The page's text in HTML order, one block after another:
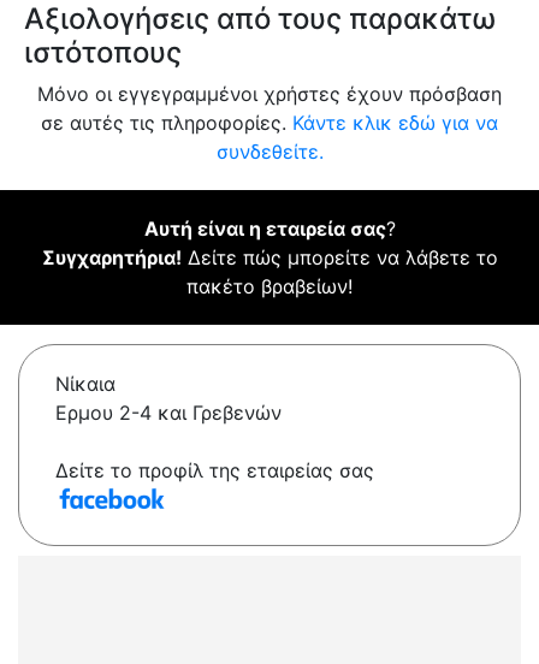
Αξιολογήσεις από τους παρακάτω
ιστότοπους
Μόνο οι εγγεγραμμένοι χρήστες έχουν πρόσβαση
σε αυτές τις πληροφορίες. Κάντε κλικ εδώ για να
συνδεθείτε.
Αυτή είναι η εταιρεία σας?
Συγχαρητήρια! Δείτε πώς μπορείτε να λάβετε το
πακέτο βραβείων!
Νίκαια
Ερμου 2-4 και Γρεβενών
Δείτε το προφίλ της εταιρείας σας